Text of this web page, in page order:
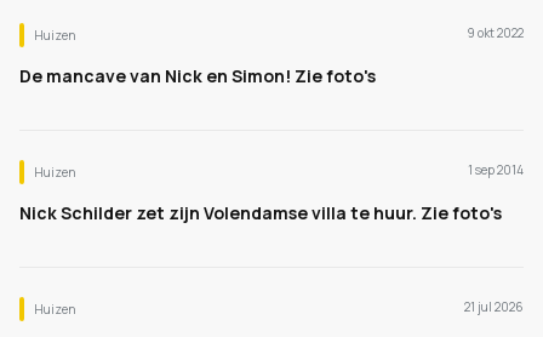
Huizen 9 okt 2022
De mancave van Nick en Simon! Zie foto's
Huizen 1 sep 2014
Nick Schilder zet zijn Volendamse villa te huur. Zie foto's
Huizen 21 jul 2026